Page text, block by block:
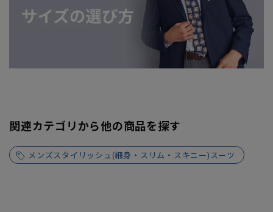
関連カテゴリから他の商品を探す
メンズスタイリッシュ(細身・スリム・スキニー)スーツ